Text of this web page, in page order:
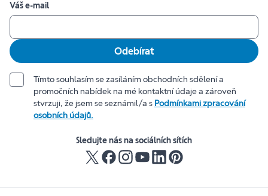
Váš e-mail
Odebírat
Tímto souhlasím se zasíláním obchodních sdělení a
promočních nabídek na mé kontaktní údaje a zároveň
stvrzuji, že jsem se seznámil/a s Podmínkami zpracování
osobních údajů.
Sledujte nás na sociálních sítích